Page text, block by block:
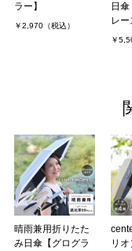
ラー】
￥2,970（税込）
日
レー
￥
晴雨兼用折りたた
み日傘【グログラ
リ